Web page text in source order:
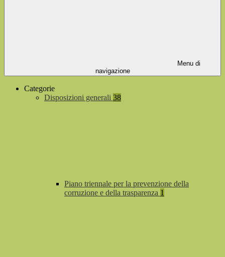
Menu di
navigazione
Categorie
Disposizioni generali 38
Piano triennale per la prevenzione della
corruzione e della trasparenza 1